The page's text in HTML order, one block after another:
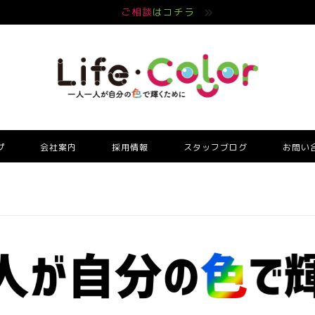
ご相談はコチラ
会社案内 採用情報 スタッフブログ お問い